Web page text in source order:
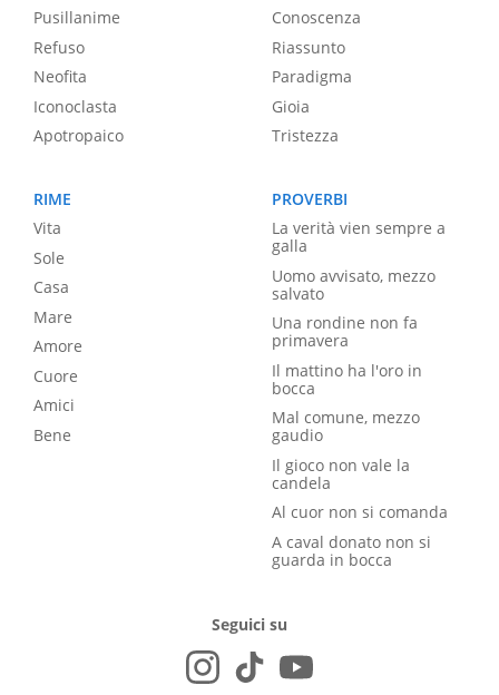
Pusillanime
Refuso
Neofita
Iconoclasta
Apotropaico
Conoscenza
Riassunto
Paradigma
Gioia
Tristezza
RIME
Vita
Sole
Casa
Mare
Amore
Cuore
Amici
Bene
PROVERBI
La verità vien sempre a
galla
Uomo avvisato, mezzo
salvato
Una rondine non fa
primavera
Il mattino ha l'oro in
bocca
Mal comune, mezzo
gaudio
Il gioco non vale la
candela
Al cuor non si comanda
A caval donato non si
guarda in bocca
Seguici su